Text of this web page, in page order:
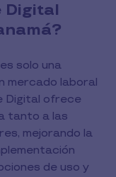
Digital
solo una
mercado laboral
Digital ofrece
tanto a las
mejorando la
de uso y